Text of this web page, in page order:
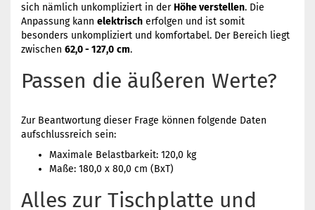
sich nämlich unkompliziert in derHöhe verstellen. Die
Anpassung kann elektrisch erfolgen und ist somit
besonders unkompliziert und komfortabel. Der Bereich liegt
zwischen 62,0 - 127,0 cm.
Passen die äußeren Werte?
Zur Beantwortung dieser Frage können folgende Daten
aufschlussreich sein:
Maximale Belastbarkeit: 120,0 kg
Maße: 180,0 x 80,0 cm (BxT)
Alles zur Tischplatte und